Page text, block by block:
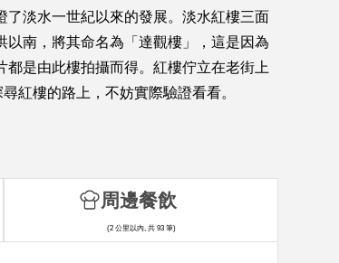
淡水一世紀以來的發展。淡水紅樓三面
南，將其命名為「達觀樓」，這是因為
是由此樓拍攝而得。紅樓佇立在老街上
紅樓的路上，不妨實際驗證看看。
周邊餐飲
(2 公里以內, 共 93 筆)